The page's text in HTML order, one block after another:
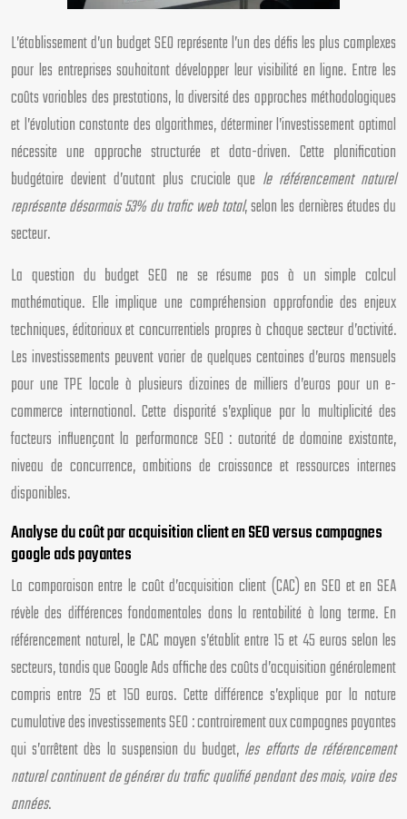
L’établissement d’un budget SEO représente l’un des défis les plus complexes
pour les entreprises souhaitant développer leur visibilité en ligne. Entre les
coûts variables des prestations, la diversité des approches méthodologiques
et l’évolution constante des algorithmes, déterminer l’investissement optimal
nécessite une approche structurée et data-driven. Cette planification
budgétaire devient d’autant plus cruciale que le référencement naturel
représente désormais 53% du trafic web total, selon les dernières études du
secteur.
La question du budget SEO ne se résume pas à un simple calcul
mathématique. Elle implique une compréhension approfondie des enjeux
techniques, éditoriaux et concurrentiels propres à chaque secteur d’activité.
Les investissements peuvent varier de quelques centaines d’euros mensuels
pour une TPE locale à plusieurs dizaines de milliers d’euros pour un e-
commerce international. Cette disparité s’explique par la multiplicité des
facteurs influençant la performance SEO : autorité de domaine existante,
niveau de concurrence, ambitions de croissance et ressources internes
disponibles.
Analyse du coût par acquisition client en SEO versus campagnes
google ads payantes
La comparaison entre le coût d’acquisition client (CAC) en SEO et en SEA
révèle des différences fondamentales dans la rentabilité à long terme. En
référencement naturel, le CAC moyen s’établit entre 15 et 45 euros selon les
secteurs, tandis que Google Ads affiche des coûts d’acquisition généralement
compris entre 25 et 150 euros. Cette différence s’explique par la nature
cumulative des investissements SEO : contrairement aux campagnes payantes
qui s’arrêtent dès la suspension du budget, les efforts de référencement
naturel continuent de générer du trafic qualifié pendant des mois, voire des
années.